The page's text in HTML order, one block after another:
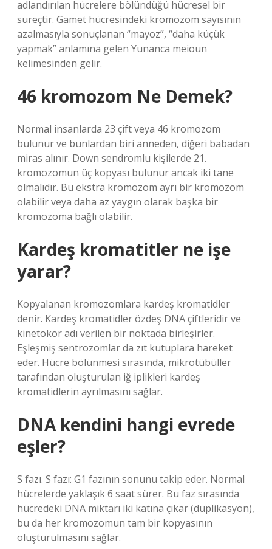
adlandırılan hücrelere bölündüğü hücresel bir
süreçtir. Gamet hücresindeki kromozom sayısının
azalmasıyla sonuçlanan “mayoz”, “daha küçük
yapmak” anlamına gelen Yunanca meioun
kelimesinden gelir.
46 kromozom Ne Demek?
Normal insanlarda 23 çift veya 46 kromozom
bulunur ve bunlardan biri anneden, diğeri babadan
miras alınır. Down sendromlu kişilerde 21.
kromozomun üç kopyası bulunur ancak iki tane
olmalıdır. Bu ekstra kromozom ayrı bir kromozom
olabilir veya daha az yaygın olarak başka bir
kromozoma bağlı olabilir.
Kardeş kromatitler ne işe
yarar?
Kopyalanan kromozomlara kardeş kromatidler
denir. Kardeş kromatidler özdeş DNA çiftleridir ve
kinetokor adı verilen bir noktada birleşirler.
Eşleşmiş sentrozomlar da zıt kutuplara hareket
eder. Hücre bölünmesi sırasında, mikrotübüller
tarafından oluşturulan iğ iplikleri kardeş
kromatidlerin ayrılmasını sağlar.
DNA kendini hangi evrede
eşler?
S fazı. S fazı: G1 fazının sonunu takip eder. Normal
hücrelerde yaklaşık 6 saat sürer. Bu faz sırasında
hücredeki DNA miktarı iki katına çıkar (duplikasyon),
bu da her kromozomun tam bir kopyasının
oluşturulmasını sağlar.